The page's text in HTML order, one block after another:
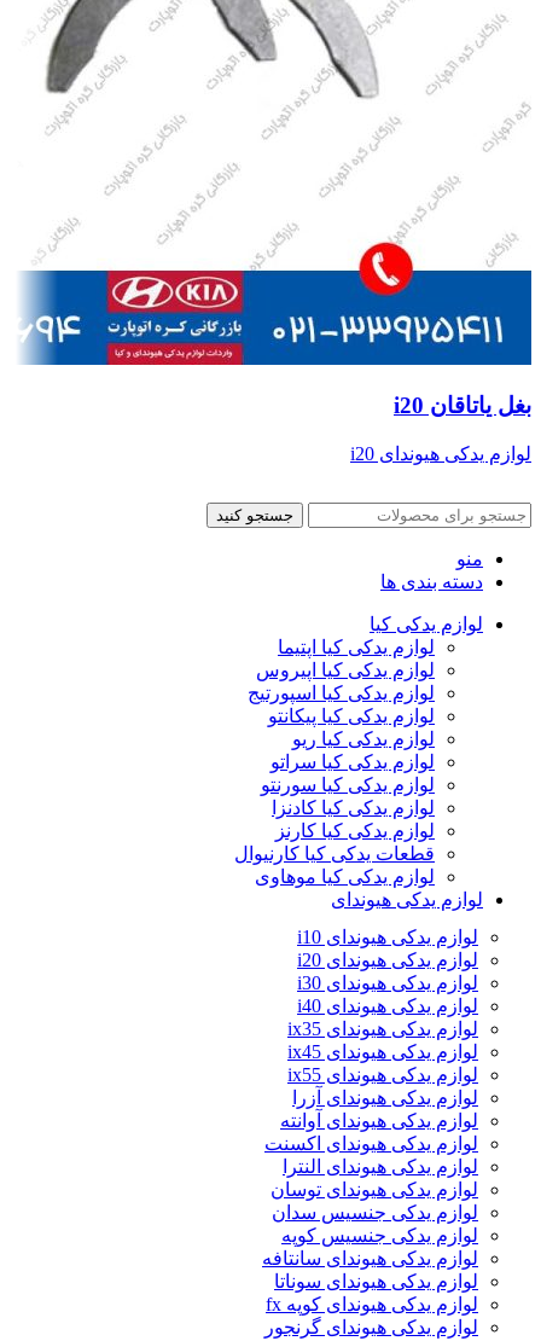
بغل یاتاقان i20
لوازم یدکی هیوندای i20
جستجو کنید
منو
دسته بندی ها
لوازم یدکی کیا
لوازم یدکی کیا اپتیما
لوازم یدکی کیا اپیروس
لوازم یدکی کیا اسپورتیج
لوازم یدکی کیا پیکانتو
لوازم یدکی کیا ریو
لوازم یدکی کیا سراتو
لوازم یدکی کیا سورنتو
لوازم یدکی کیا کادنزا
لوازم یدکی کیا کارنز
قطعات یدکی کیا کارنیوال
لوازم یدکی کیا موهاوی
لوازم یدکی هیوندای
لوازم یدکی هیوندای i10
لوازم یدکی هیوندای i20
لوازم یدکی هیوندای i30
لوازم یدکی هیوندای i40
لوازم یدکی هیوندای ix35
لوازم یدکی هیوندای ix45
لوازم یدکی هیوندای ix55
لوازم یدکی هیوندای آزرا
لوازم یدکی هیوندای آوانته
لوازم یدکی هیوندای اکسنت
لوازم یدکی هیوندای النترا
لوازم یدکی هیوندای توسان
لوازم یدکی جنسیس سدان
لوازم یدکی جنسیس کوپه
لوازم یدکی هیوندای سانتافه
لوازم یدکی هیوندای سوناتا
لوازم یدکی هیوندای کوپه fx
لوازم یدکی هیوندای گرنجور